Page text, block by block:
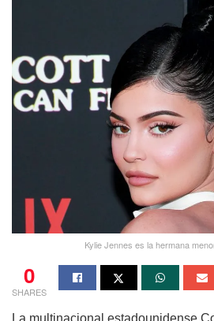
Kylie Jennes es la hermana
0
SHARES